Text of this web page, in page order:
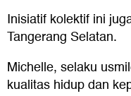
Inisiatif kolektif ini
Tangerang Selatan.
Michelle, selaku
kualitas hidup dan